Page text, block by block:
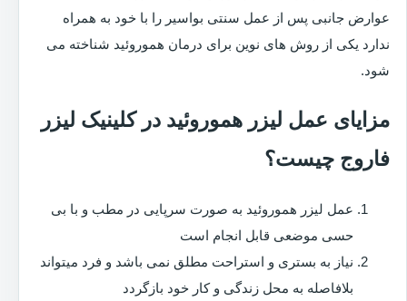
عوارض جانبی پس از عمل سنتی بواسیر را با خود به همراه
ندارد یکی از روش های نوین برای درمان هموروئید شناخته می
شود.
مزایای عمل لیزر هموروئید در کلینیک لیزر
فاروج چیست؟
عمل لیزر هموروئید به صورت سرپایی در مطب و با بی
حسی موضعی قابل انجام است
نیاز به بستری و استراحت مطلق نمی باشد و فرد میتواند
بلافاصله به محل زندگی و کار خود بازگردد